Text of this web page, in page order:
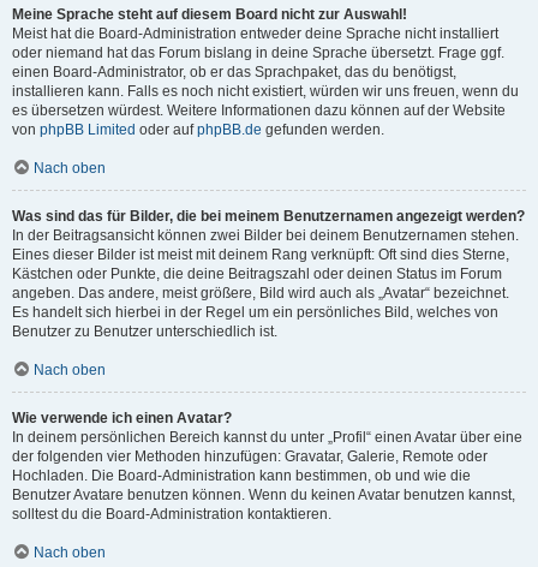
Meine Sprache steht auf diesem Board nicht zur Auswahl!
Meist hat die Board-Administration entweder deine Sprache nicht installiert
oder niemand hat das Forum bislang in deine Sprache übersetzt. Frage ggf.
einen Board-Administrator, ob er das Sprachpaket, das du benötigst,
installieren kann. Falls es noch nicht existiert, würden wir uns freuen, wenn du
es übersetzen würdest. Weitere Informationen dazu können auf der Website
von phpBB Limited oder aufphpBB.de gefunden werden.
Nach oben
Was sind das für Bilder, die bei meinem Benutzernamen angezeigt werden?
In der Beitragsansicht können zwei Bilder bei deinem Benutzernamen stehen.
Eines dieser Bilder ist meist mit deinem Rang verknüpft: Oft sind dies Sterne,
Kästchen oder Punkte, die deine Beitragszahl oder deinen Status im Forum
angeben. Das andere, meist größere, Bild wird auch als „Avatar“ bezeichnet.
Es handelt sich hierbei in der Regel um ein persönliches Bild, welches von
Benutzer zu Benutzer unterschiedlich ist.
Nach oben
Wie verwende ich einen Avatar?
In deinem persönlichen Bereich kannst du unter „Profil“ einen Avatar über eine
der folgenden vier Methoden hinzufügen: Gravatar, Galerie, Remote oder
Hochladen. Die Board-Administration kann bestimmen, ob und wie die
Benutzer Avatare benutzen können. Wenn du keinen Avatar benutzen kannst,
solltest du die Board-Administration kontaktieren.
Nach oben